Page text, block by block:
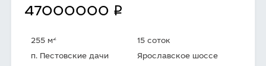
47000000 q
255 м2
15 соток
п. Пестовские дачи
Ярославское шоссе